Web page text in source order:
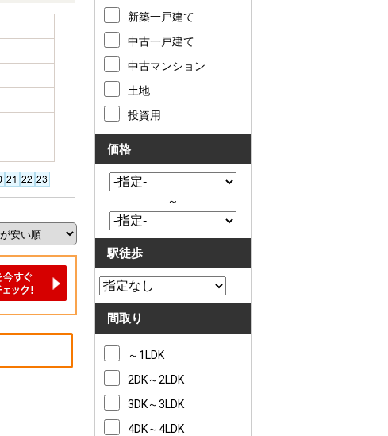
新築一戸建て
中古一戸建て
中古マンション
土地
投資用
価格
～
駅徒歩
間取り
～1LDK
2DK～2LDK
3DK～3LDK
4DK～4LDK